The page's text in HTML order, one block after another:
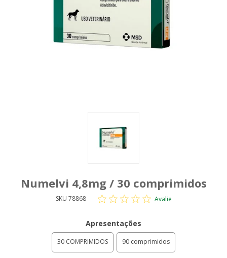
Numelvi 4,8mg / 30 comprimidos
SKU 78868 Avalie
Apresentações
30 COMPRIMIDOS 90 comprimidos